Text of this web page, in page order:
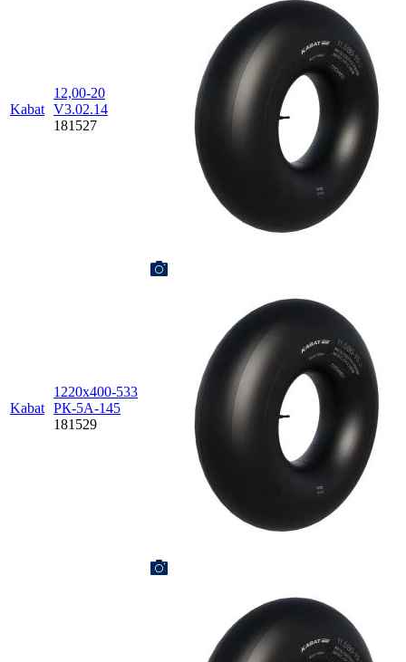
Kabat
12,00-20
V3.02.14
181527
Kabat
1220х400-533
РК-5А-145
181529